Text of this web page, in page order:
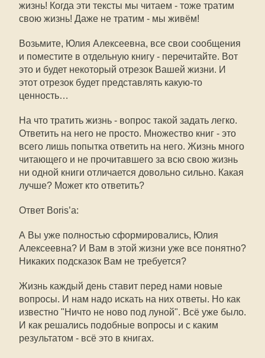
жизнь! Когда эти тексты мы читаем - тоже тратим
свою жизнь! Даже не тратим - мы живём!
Возьмите, Юлия Алексеевна, все свои сообщения
и поместите в отдельную книгу - перечитайте. Вот
это и будет некоторый отрезок Вашей жизни. И
этот отрезок будет представлять какую-то
ценность…
На что тратить жизнь - вопрос такой задать легко.
Ответить на него не просто. Множество книг - это
всего лишь попытка ответить на него. Жизнь много
читающего и не прочитавшего за всю свою жизнь
ни одной книги отличается довольно сильно. Какая
лучше? Может кто ответить?
Ответ Boris’а:
А Вы уже полностью сформировались, Юлия
Алексеевна? И Вам в этой жизни уже все понятно?
Никаких подсказок Вам не требуется?
Жизнь каждый день ставит перед нами новые
вопросы. И нам надо искать на них ответы. Но как
известно "Ничто не ново под луной". Всё уже было.
И как решались подобные вопросы и с каким
результатом - всё это в книгах.